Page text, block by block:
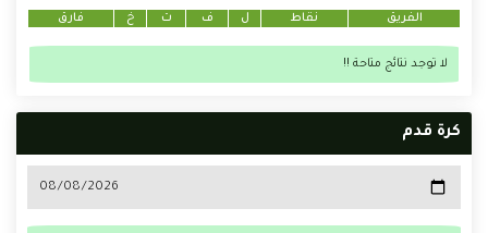
الفريق نقاط ل ف ت خ فارق
لا توجد نتائج متاحة !!
كرة قدم